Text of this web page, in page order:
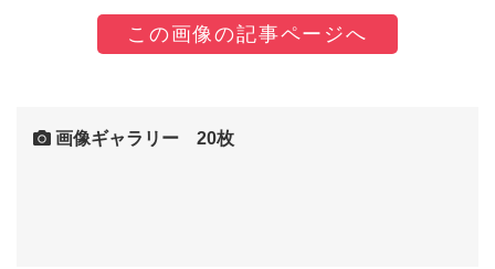
この画像の記事ページへ
画像ギャラリー 20枚